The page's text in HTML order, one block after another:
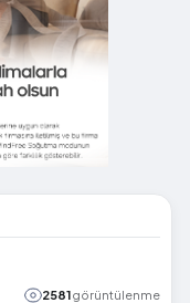
2581görüntülenme